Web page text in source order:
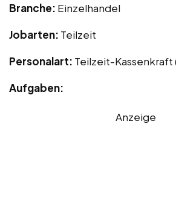
Branche: Einzelhandel
Jobarten: Teilzeit
Personalart: Teilzeit-
Aufgaben:
Anzeige